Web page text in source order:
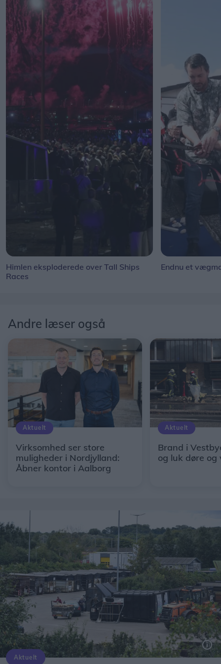
Himlen eksploderede over Tall Ships
Races
Endnu et
Andre læser også
Aktuelt
Virksomhed ser store
muligheder i Nordjylland:
Åbner kontor i Aalborg
Aktuelt
Brand i
og luk døre og
Aktuelt